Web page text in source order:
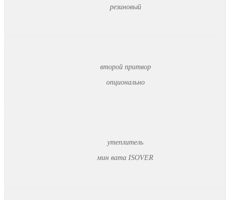
резиновый
второй притвор
опционально
утеплитель
мин вата ISOVER